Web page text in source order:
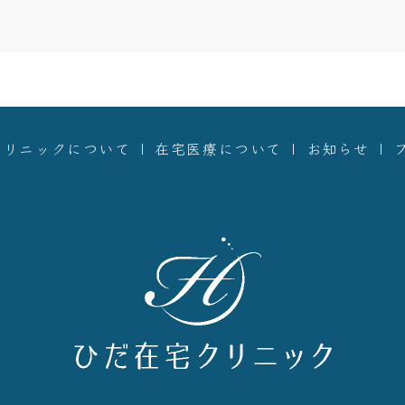
ニックについて 在宅医療について お知らせ